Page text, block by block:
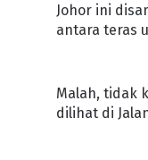
Johor ini
antara teras
Malah, tidak
dilihat di